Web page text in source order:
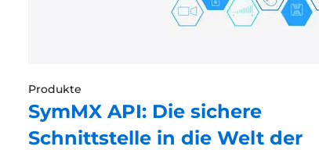
Produkte
SymMX API: Die sichere
Schnittstelle in die Welt der